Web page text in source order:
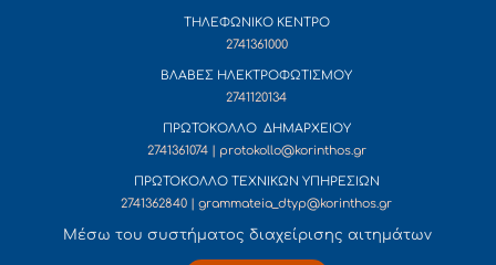
ΤΗΛΕΦΩΝΙΚΟ ΚΕΝΤΡΟ
2741361000
ΒΛΑΒΕΣ ΗΛΕΚΤΡΟΦΩΤΙΣΜΟΥ
2741120134
ΠΡΩΤΟΚΟΛΛΟ ΔΗΜΑΡΧΕΙΟΥ
2741361074 | protokollo@korinthos.gr
ΠΡΩΤΟΚΟΛΛΟ ΤΕΧΝΙΚΩΝ ΥΠΗΡΕΣΙΩΝ
2741362840 | grammateia_dtyp@korinthos.gr
Mέσω του συστήματος διαχείρισης αιτημάτων